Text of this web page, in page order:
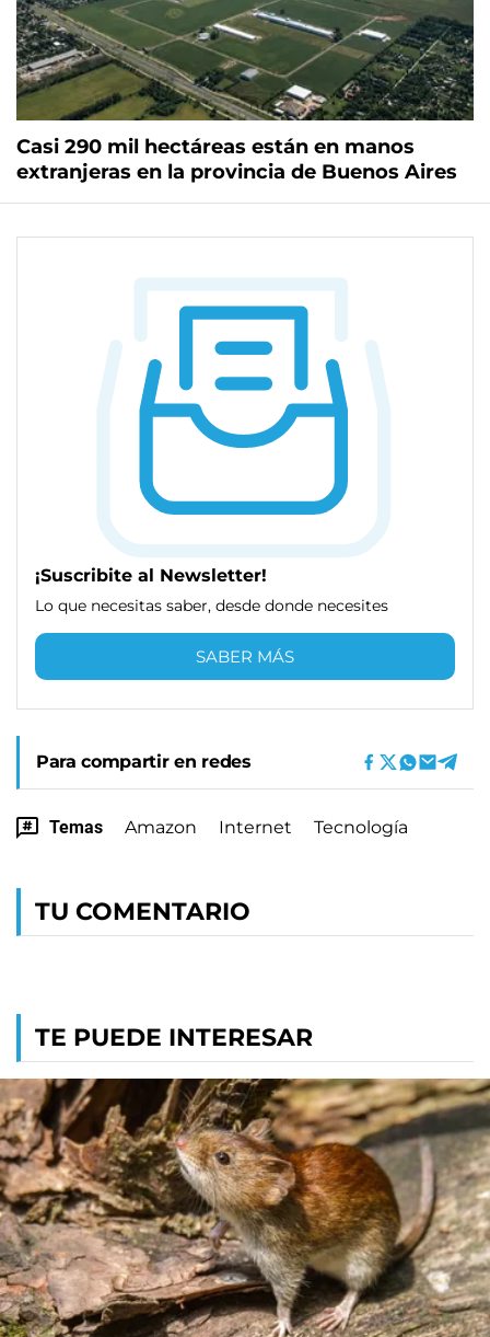
Casi 290 mil hectáreas están en manos
extranjeras en la provincia de Buenos Aires
¡Suscribite al Newsletter!
Lo que necesitas saber, desde donde necesites
SABER MÁS
Para compartir en redes
Temas Amazon Internet Tecnología
TU COMENTARIO
TE PUEDE INTERESAR